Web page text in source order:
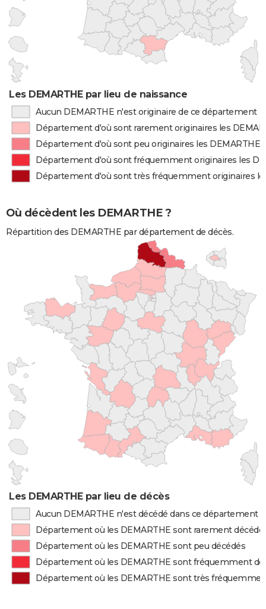
Les DEMARTHE par lieu de naissance
Aucun DEMARTHE n'est originaire de ce département
Département d'où sont rarement originaires les
Département d'où sont peu originaires les DEMARTHE
Département d'où sont fréquemment originaires les
Département d'où sont très fréquemment originaires
Où décèdent les DEMARTHE ?
Répartition des DEMARTHE par département de décès.
Les DEMARTHE par lieu de décès
Aucun DEMARTHE n'est décédé dans ce département
Département où les DEMARTHE sont rarement
Département où les DEMARTHE sont peu décédés
Département où les DEMARTHE sont fréquemment
Département où les DEMARTHE sont très